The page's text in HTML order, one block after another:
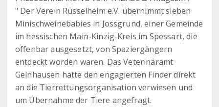
" Der Verein Rüsselheim e.V. übernimmt sieben
Minischweinebabies in Jossgrund, einer Gemeinde
im hessischen Main-Kinzig-Kreis im Spessart, die
offenbar ausgesetzt, von Spaziergängern
entdeckt worden waren. Das Veterinäramt
Gelnhausen hatte den engagierten Finder direkt
an die Tierrettungsorganisation verwiesen und
um Übernahme der Tiere angefragt.